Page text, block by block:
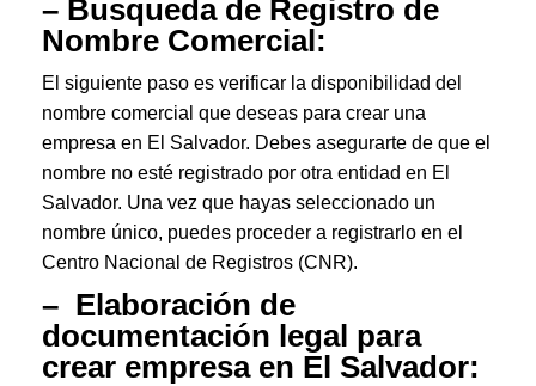
– Busqueda de Registro de
Nombre Comercial:
El siguiente paso es verificar la disponibilidad del
nombre comercial que deseas para crear una
empresa en El Salvador. Debes asegurarte de que el
nombre no esté registrado por otra entidad en El
Salvador. Una vez que hayas seleccionado un
nombre único, puedes proceder a registrarlo en el
Centro Nacional de Registros (CNR).
– Elaboración de
documentación legal para
crear empresa en El Salvador: